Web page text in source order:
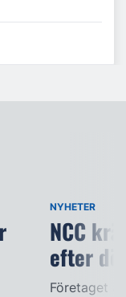
NYHETER
NCC
efter
Företaget